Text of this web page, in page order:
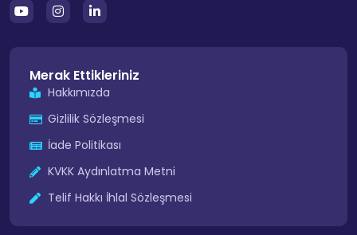
Merak Ettikleriniz
Hakkımızda
Gizlilik Sözleşmesi
İade Politikası
KVKK Aydınlatma Metni
Telif Hakkı İhlal Sözleşmesi